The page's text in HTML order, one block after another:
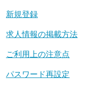
新規登録
求人情報の掲載方法
ご利用上の注意点
パスワード再設定